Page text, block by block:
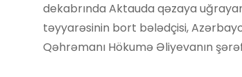
dekabrında Aktauda qəzaya
təyyarəsinin bort bələdçisi,
Qəhrəmanı Hökumə Əliyevanın